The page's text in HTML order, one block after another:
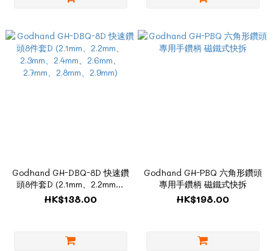
Godhand GH-DBQ-8D 快速鑽
頭8件套D (2.1mm、2.2mm、
2.3mm、2.4mm、2.6mm、
2.7mm、2.8mm、2.9mm)
HK$138.00
Godhand GH-PBQ 六角形鑽頭
專用手鑽柄 磁鐵式快拆
HK$198.00